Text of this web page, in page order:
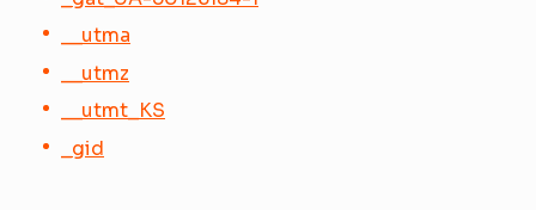
__utma
__utmz
__utmt_KS
_gid